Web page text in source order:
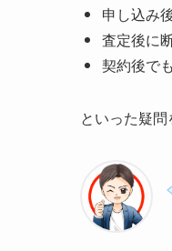
申し込み
査定後に
契約後で
といった疑